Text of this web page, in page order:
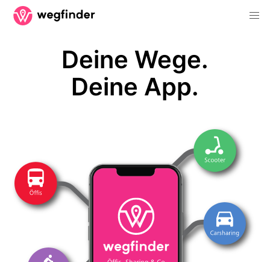
Deine Wege.
Deine App.